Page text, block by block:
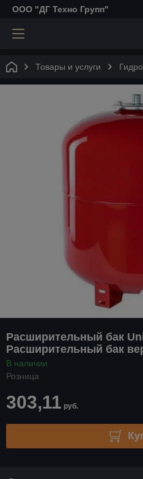
ООО "ДГ Техно Групп"
Товары и услуги
Расширительный бак
Расширительный бак
В наличии
Розница
303,11 руб.